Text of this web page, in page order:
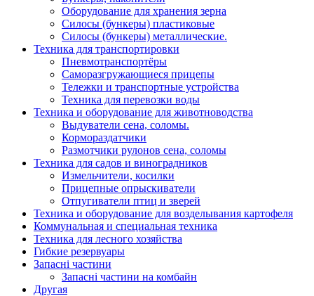
Оборудование для хранения зерна
Силосы (бункеры) пластиковые
Силосы (бункеры) металлические.
Техника для транспортировки
Пневмотранспортёры
Саморазгружающиеся прицепы
Тележки и транспортные устройства
Техника для перевозки воды
Техника и оборудование для животноводства
Выдуватели сена, соломы.
Кормораздатчики
Размотчики рулонов сена, соломы
Техника для садов и виноградников
Измельчители, косилки
Прицепные опрыскиватели
Отпугиватели птиц и зверей
Техника и оборудование для возделывания картофеля
Коммунальная и специальная техника
Техника для лесного хозяйства
Гибкие резервуары
Запасні частини
Запасні частини на комбайн
Другая